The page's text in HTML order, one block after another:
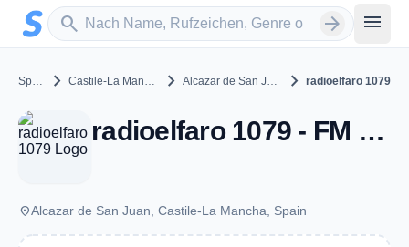
Zum Hauptinhalt springen
search
Sender suchen arrow_forward menu
Spain chevron_right Castile-La Mancha chevron_right Alcazar de San Juan chevron_right radioelfaro 1079
radioelfaro 1079 - FM 107.9 - Alcazar de San Juan
placeAlcazar de San Juan, Castile-La Mancha, Spain